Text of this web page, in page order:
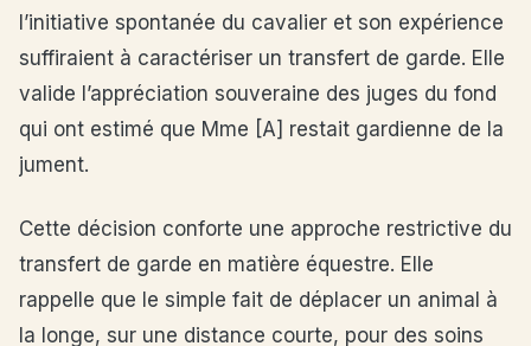
l’initiative spontanée du cavalier et son expérience
suffiraient à caractériser un transfert de garde. Elle
valide l’appréciation souveraine des juges du fond
qui ont estimé que Mme [A] restait gardienne de la
jument.
Cette décision conforte une approche restrictive du
transfert de garde en matière équestre. Elle
rappelle que le simple fait de déplacer un animal à
la longe, sur une distance courte, pour des soins